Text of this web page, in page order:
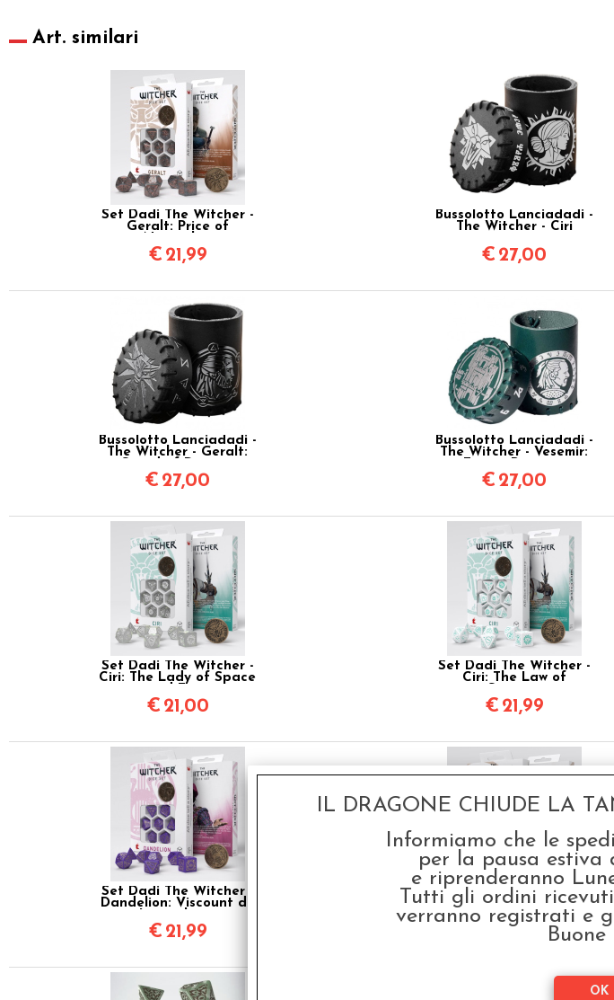
Art. similari
Set Dadi The Witcher -
Geralt: Price of
€ 21,99
Bussolotto Lanciadadi -
The Witcher - Ciri
€ 27,00
Bussolotto Lanciadadi -
The Witcher - Geralt:
€ 27,00
Bussolotto Lanciadadi -
The Witcher - Vesemir:
€ 27,00
Set Dadi The Witcher -
Ciri: The Lady of Space
€ 21,00
Set Dadi The Witcher -
Ciri: The Law of
€ 21,99
Set Dadi The Witcher -
Dandelion: Viscount de
€ 21,99
Set Dadi The Witcher -
Geralt: The Silver Sword
21,99
IL DRAGONE CHIUDE LA
Informiamo che le
per la pausa estiva
e riprenderanno
Tutti gli ordini
verranno registrati e
Buone